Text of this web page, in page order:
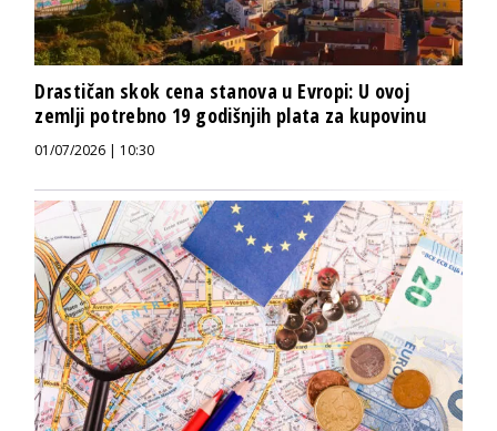
Drastičan skok cena stanova u Evropi: U ovoj
zemlji potrebno 19 godišnjih plata za kupovinu
01/07/2026 | 10:30